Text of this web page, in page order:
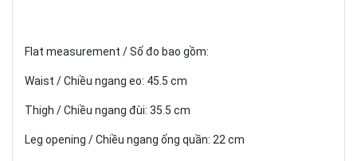
Flat measurement / Số đo bao gồm:
Waist / Chiều ngang eo: 45.5 cm
Thigh / Chiều ngang đùi: 35.5 cm
Leg opening / Chiều ngang ống quần: 22 cm